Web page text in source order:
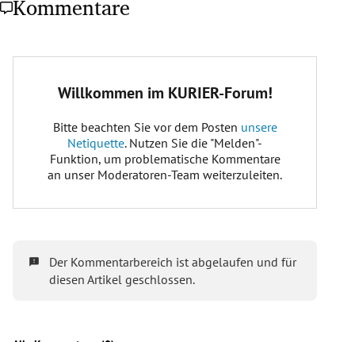
Kommentare